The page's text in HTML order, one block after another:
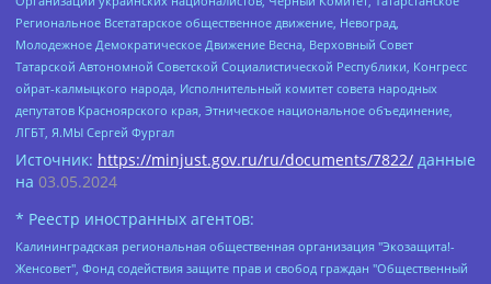
Региональное Всетатарское общественное движение, Невоград,
Молодежное Демократическое Движение Весна, Верховный Совет
Татарской Автономной Советской Социалистической Республики, Конгресс
ойрат-калмыцкого народа, Исполнительный комитет совета народных
депутатов Красноярского края, Этническое национальное объединение,
ЛГБТ, Я.МЫ Сергей Фургал
Источник: https://minjust.gov.ru/ru/documents/7822/ данные
на 03.05.2024
* Реестр иностранных агентов:
Калининградская региональная общественная организация "Экозащита!-Женсовет", Фонд содействия защите прав и свобод граждан "Общественный вердикт", Фонд "Институт Развития Свободы Информации", Частное учреждение "Информационное агентство МЕМО. РУ", Региональная общественная организация "Общественная комиссия по сохранению наследия академика Сахарова", Фонд поддержки свободы прессы, Санкт-Петербургская общественная правозащитная организация "Гражданский контроль", Межрегиональная общественная организация "Информационно-просветительский центр "Мемориал", Региональный Фонд "Центр Защиты Прав Средств Массовой Информации", с 05.12.2023 Фонд "Центр Защиты Прав Средств массовой информации", Региональная общественная благотворительная организация помощи беженцам и мигрантам "Гражданское содействие", Негосударственное образовательное учреждение дополнительного профессионального образования (повышение квалификации) специалистов "АКАДЕМИЯ ПО ПРАВАМ ЧЕЛОВЕКА", Свердловская региональная общественная организация "Сутяжник", Автономная некоммерческая организация "Центр независимых социологических исследований", Союз общественных объединений "Российский исследовательский центр по правам человека", Региональное общественное учреждение научно-информационный центр "МЕМОРИАЛ", Некоммерческая организация "Фонд защиты гласности", Автономная некоммерческая организация "Институт прав человека", Городская общественная организация "Екатеринбургское общество "МЕМОРИАЛ", Городская общественная организация "Рязанское историко-просветительское и правозащитное общество "Мемориал" (Рязанский Мемориал), Челябинский региональный орган общественной самодеятельности – женское общественное объединение "Женщины Евразии", Челябинский региональный орган общественной самодеятельности "Уральская правозащитная группа", Фонд содействия защите здоровья и социальной справедливости имени Андрея Рылькова, Автономная Некоммерческая Организация "Аналитический Центр Юрия Левады", Автономная некоммерческая организация социальной поддержки населения "Проект Апрель", Региональная общественная организация помощи женщинам и детям, находящимся в кризисной ситуации "Информационно-методический центр "Анна", Фонд содействия развитию массовых коммуникаций и правовому просвещению "Так-так-Так", Фонд содействия устойчивому развитию "Серебряная тайга", Свердловский региональный общественный фонд социальных проектов "Новое время", "Idel.Реалии", Кавказ.Реалии, Крым.Реалии, Телеканал Настоящее Время, Татаро-башкирская служба Радио Свобода (Azatliq Radiosi), Радио Свободная Европа/Радио Свобода (PCE/PC), "Сибирь.Реалии", "Фактограф", Благотворительный фонд помощи осужденным и их семьям, Автономная некоммерческая организация "Институт глобализации и социальных движений", Фонд "В защиту прав заключенных", Частное учреждение "Центр поддержки и содействия развитию средств массовой информации", Пензенский региональный общественный благотворительный фонд "Гражданский союз", "Север.Реалии", Некоммерческая организация Фонд "Правовая инициатива", Общество с ограниченной ответственностью "Радио Свободная Европа/Радио Свобода", Чешское информационное агентство "MEDIUM-ORIENT", Красноярская региональная общественная организация "Мы против СПИДа", Камалягин Денис Николаевич, Маркелов Сергей Евгеньевич, Пономарев Лев Александрович, Савицкая Людмила Алексеевна, Автономная некоммерческая организация "Центр по работе с проблемой насилия "НАСИЛИЮ.НЕТ", Межрегиональный профессиональный союз работников здравоохранения "Альянс врачей", Юридическое лицо, зарегистрированное в Латвийской Республике, SIA "Medusa Project" (регистрационный номер 40103797863, дата регистрации 10.06.2014), Некоммерческая организация "Фонд по борьбе с коррупцией", Автономная некоммерческая организация "Институт права и публичной политики", Баданин Роман Сергеевич, Гликин Максим Александрович, Железнова Мария Михайловна, Лукьянова Юлия Сергеевна, Маетная Елизавета Витальевна, Маняхин Петр Борисович, Чуракова Ольга Владимировна, Ярош Юлия Петровна, Юридическое лицо "The Insider SIA", зарегистрированное в Риге, Латвийская Республика (дата регистрации 26.06.2015), являющееся администратором доменного имени интернет-издания "The Insider SIA", https://theins.ru, Постернак Алексей Евгеньевич, Рубин Михаил Аркадьевич, Анин Роман Александрович, Юридическое лицо Istories fonds, зарегистрированное в Латвийской Республике (регистрационный номер 50008295751, дата регистрации 24.02.2020), Великовский Дмитрий Александрович, Долинина Ирина Николаевна, Мароховская Алеся Алексеевна, Шлейнов Роман Юрьевич, Шмагун Олеся Валентиновна, Общество с ограниченной ответственностью "Альтаир 2021", Общество с ограниченной ответственностью "Вега 2021", Общество с ограниченной ответственностью "Главный редактор 2021", Общество с ограниченной ответственностью "Ромашки монолит", Важенков Артем Валерьевич, Ивановская областная общественная организация "Центр гендерных исследований", Гурман Юрий Альбертович, Медиапроект "ОВД-Инфо", Егоров Владимир Владимирович, Жилинский Владимир Александрович, Общество с ограниченной ответственностью "ЗП", Иванова София Юрьевна, Карезина Инна Павловна, Кильтау Екатерина Викторовна, Петров Алексей Викторович, Пискунов Сергей Евгеньевич, Смирнов Сергей Сергеевич, Тихонов Михаил Сергеевич, Общество с ограниченной ответственностью "ЖУРНАЛИСТ-ИНОСТРАННЫЙ АГЕНТ", Арапова Галина Юрьевна, Вольтская Татьяна Анатольевна, Американская компания "Mason G.E.S. Anonymous Foundation" (США), являющаяся владельцем интернет-издания https://mnews.world/, Компания "Stichting Bellingcat", зарегистрированная в Нидерландах (дата регистрации 11.07.2018), Захаров Андрей Вячеславович, Клепиковская Екатерина Дмитриевна, Общество с ограниченной ответственностью "МЕМО", Перл Роман Александрович, Симонов Евгений Алексеевич, Соловьева Елена Анатольевна, Сотников Даниил Владимирович, Сурначева Елизавета Дмитриевна, Автономная некоммерческая организация по защите прав человека и информированию населения "Якутия – Наше Мнение", Общество с ограниченной ответственностью "Москоу диджитал медиа", с 26.01.2023 Общество с ограниченной ответственностью "Чайка Белые сады", Ветошкина Валерия Валерьевна, Заговора Максим Александрович, Межрегиональное общественное движение "Российская ЛГБТ - сеть", Оленичев Максим Владимирович, Павлов Иван Юрьевич, Скворцова Елена Сергеевна, Общество с ограниченной ответственностью "Как бы инагент", Кочетков Игорь Викторович, Общество с ограниченной ответственностью "Честные выборы", Еланчик Олег Александрович, Общество с ограниченной ответственностью "Нобелевский призыв", Гималова Регина Эмилевна, Григорьев Андрей Валерьевич, Григорьева Алина Александровна, Ассоциация по содействию защите прав призывников, альтернативнослужащих и военнослужащих "Правозащитная группа "Гражданин.Армия.Право", Хисамова Регина Фаритовна, Автономная некоммерческая организация по реализации социально-правовых программ "Лилит", Дальневосточное общественное движение "Маяк", Санкт-Петербургская ЛГБТ-инициативная группа "Выход", Инициативная группа ЛГБТ+ "Реверс", Алексеев Андрей Викторович, Бекбулатова Таисия Львовна, Беляев Иван Михайлович, Владыкина Елена Сергеевна, Гельман Марат Александрович, Никульшина Вероника Юрьевна, Толоконникова Надежда Андреевна, Шендерович Виктор Анатольевич, Общество с ограниченной ответственностью "Данное сообщение", Общество с ограниченной ответственностью Издательский дом "Новая глава", Айнбиндер Александра Александровна, Московский комьюнити-центр для ЛГБТ+инициатив, Благотворительный фонд развития филантропии, Deutsche Welle (Германия, Kurt-Schumacher-Strasse 3, 53113 Bonn), Борзунова Мария Михайловна, Воробьев Виктор Викторович, Голубева Анна Львовна, Константинова Алла Михайловна, Малкова Ирина Владимировна, Мурадов Мурад Абдулгалимович, Осетинская Елизавета Николаевна, Понасенков Евгений Николаевич, Ганапольский Матвей Юрьевич, Киселев Евгений Алексеевич, Борухович Ирина Григорьевна, Дремин Иван Тимофеевич, Дубровский Дмитрий Викторович, Красноярская региональная общественная организация поддержки и развития альтернативных образовательных технологий и межкультурных коммуникаций "ИНТЕРРА", Маяковская Екатерина Алексеевна, Фейгин Марк Захарович, Филимонов Андрей Викторович, Дзугкоева Регина Николаевна, Доброхотов Роман Александрович, Дудь Юрий Александрович, Елкин Сергей Владимирович, Кругликов Кирилл Игоревич, Сабунаева Мария Леонидовна, Семенов Алексей Владимирович, Шаинян Карен Багратович, Шульман Екатерина Михайловна, Асафьев Артур Валерьевич, Вахштайн Виктор Семенович, Венедиктов Алексей Алексеевич, Лушникова Екатерина Евгеньевна, Волков Леонид Михайлович, Невзоров Александр Глебович, Пархоменко Сергей Борисович, Сироткин Ярослав Николаевич, Кара-Мурза Владимир Владимирович, Баранова Наталья Владимировна, Гозман Леонид Яковлевич, Кагарлицкий Борис Юльевич, Климарев Михаил Валерьевич, Милов Владимир Станиславович, Автономная некоммерческая организация Краснодарский центр современного искусства "Типография", Моргенштерн Алишер Тагирович, Соболь Любовь Эдуардовна, Общество с ограниченной ответственностью "ЛИЗА НОРМ", Каспаров Гарри Кимович, Ходорковский Михаил Борисович, Общество с ограниченной ответственностью "Апрельские тезисы", Данилович Ирина Брониславовна, Кашин Олег Владимирович, Петров Николай Владимирович, Пивоваров Алексей Владимирович, Соколов Михаил Владимирович, Цветкова Юлия Владимировна, Чичваркин Евгений Александрович, Комитет против пыток/Команда против пыток, Общество с ограниченной ответственностью "Первый научный", Общество с ограниченной ответственностью "Вертолет и ко", Белоцерковская Вероника Борисовна, Кац Максим Евгеньевич, Лазарева Татьяна Юрьевна, Шаведдинов Руслан Табризович, Яшин Илья Валерьевич, Общество с ограниченной ответственностью "Иноагент ААВ", Алешковский Дмитрий Петрович, Альбац Евгения Марковна, Быков Дмитрий Львович, Галямина Юлия Евгеньевна, Лойко Сергей Леонидович, Мартынов Кирилл Константинович, Медведев Сергей Александрович, Крашенинников Федор Геннадиевич, Гордеева Катерина Вл